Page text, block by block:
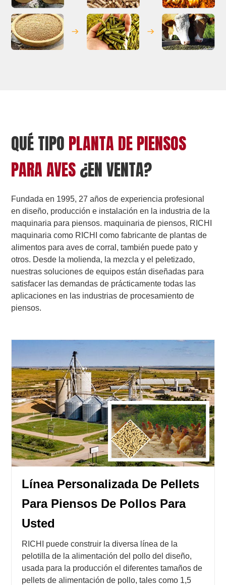
QUÉ TIPO PLANTA DE PIENSOS
PARA AVES¿EN VENTA?
Fundada en 1995, 27 años de experiencia profesional
en diseño, producción e instalación en la industria de la
maquinaria para piensos. maquinaria de piensos, RICHI
maquinaria como RICHI como fabricante de plantas de
alimentos para aves de corral, también puede pato y
otros. Desde la molienda, la mezcla y el peletizado,
nuestras soluciones de equipos están diseñadas para
satisfacer las demandas de prácticamente todas las
aplicaciones en las industrias de procesamiento de
piensos.
Línea Personalizada De Pellets
Para Piensos De Pollos Para
Usted
RICHI puede construir la diversa línea de la
pelotilla de la alimentación del pollo del diseño,
usada para la producción el diferentes tamaños de
pellets de alimentación de pollo, tales como 1,5